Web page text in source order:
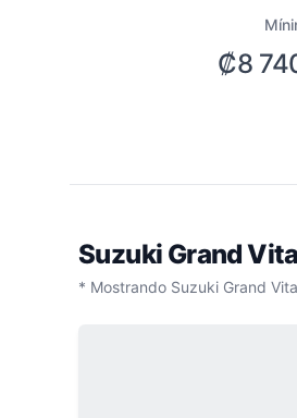
₡8
Suzuki Grand
* Mostrando Suzuki Grand